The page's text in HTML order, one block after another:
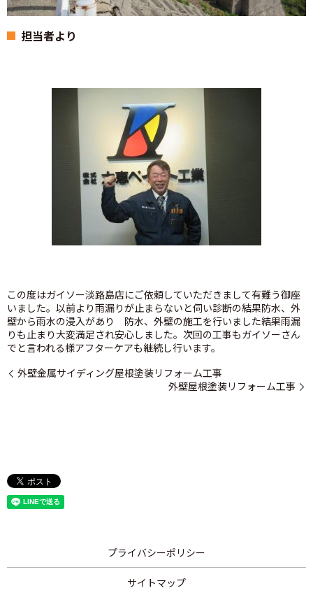
担当者より
この度はガイソー淡路島店にご依頼していただきまして有難う御座
いました。以前より雨漏りが止まらないと伺い診断の結果防水、外
壁から雨水の浸入があり 防水、外壁の施工を行いました結果雨漏
りも止まり大変満足され安心しました。次回の工事もガイソーさん
でと言われる様アフターケアも継続し行います。
外壁金属サイディング屋根塗装リフォーム工事
外壁屋根塗装リフォーム工事
プライバシーポリシー
サイトマップ